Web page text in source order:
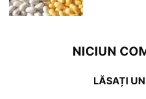
NICIUN
LĂSAȚI